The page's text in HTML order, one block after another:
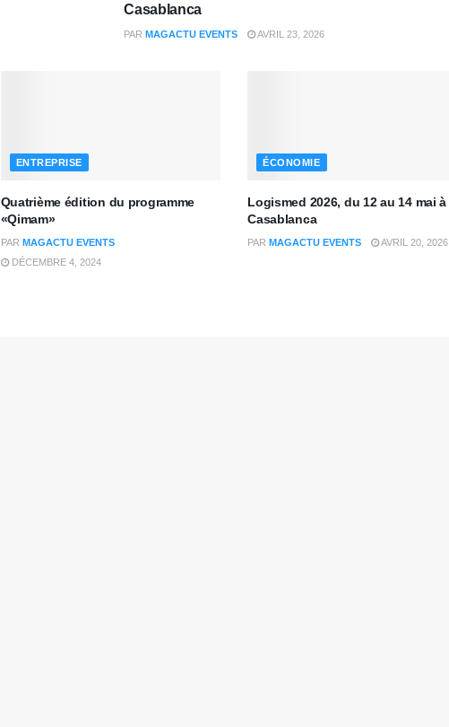
Casablanca
PAR MAGACTU EVENTS AVRIL 23, 2026
ENTREPRISE
Quatrième édition du programme
«Qimam»
PAR MAGACTU EVENTS
DÉCEMBRE 4, 2024
ÉCONOMIE
Logismed 2026, du 12 au 14 mai à
Casablanca
PAR MAGACTU EVENTS AVRIL 20, 2026